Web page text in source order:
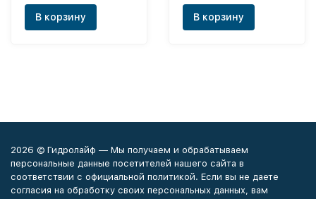
В корзину В корзину
2026 © Гидролайф — Мы получаем и обрабатываем
персональные данные посетителей нашего сайта в
соответствии с официальной политикой. Если вы не даете
согласия на обработку своих персональных данных, вам